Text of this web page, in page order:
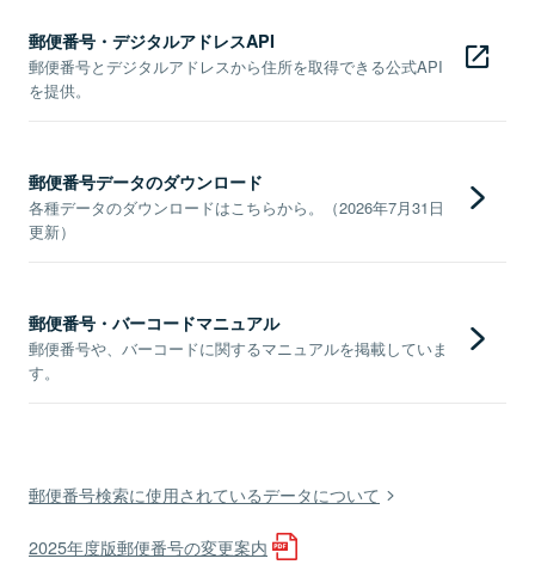
郵便番号・デジタルアドレスAPI
郵便番号とデジタルアドレスから住所を取得できる公式API
を提供。
郵便番号データのダウンロード
各種データのダウンロードはこちらから。（2026年7月31日
更新）
郵便番号・バーコードマニュアル
郵便番号や、バーコードに関するマニュアルを掲載していま
す。
郵便番号検索に使用されているデータについて
2025年度版郵便番号の変更案内